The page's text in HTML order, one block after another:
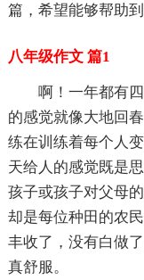
篇，希望能够帮助到
八年级作文 篇1
啊！一年都有
的感觉就像大地回
练在训练着每个人
天给人的感觉既是
孩子或孩子对父母
却是每位种田的农
丰收了，没有白做
真舒服。